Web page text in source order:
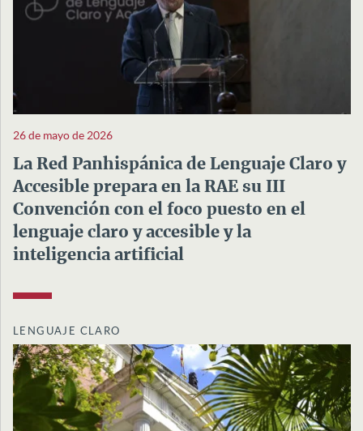
26 de mayo de 2026
La Red Panhispánica de Lenguaje Claro y
Accesible prepara en la RAE su III
Convención con el foco puesto en el
lenguaje claro y accesible y la
inteligencia artificial
LENGUAJE CLARO